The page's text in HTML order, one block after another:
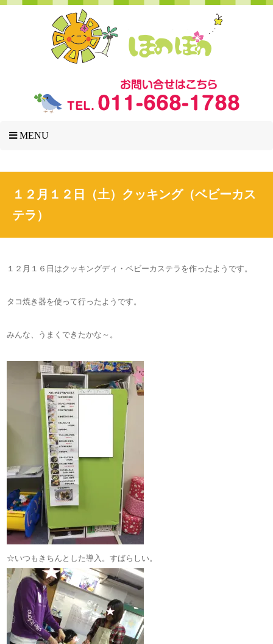
MENU
１２月１２日（土）クッキング（ベビーカス
テラ）
１２月１６日はクッキングディ・ベビーカステラを作ったようです。
タコ焼き器を使って行ったようです。
みんな、うまくできたかな～。
☆いつもきちんとした導入。すばらしい。